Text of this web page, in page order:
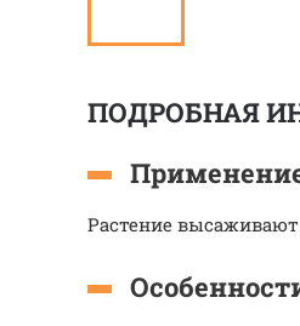
ПОДРОБНАЯ
Растение